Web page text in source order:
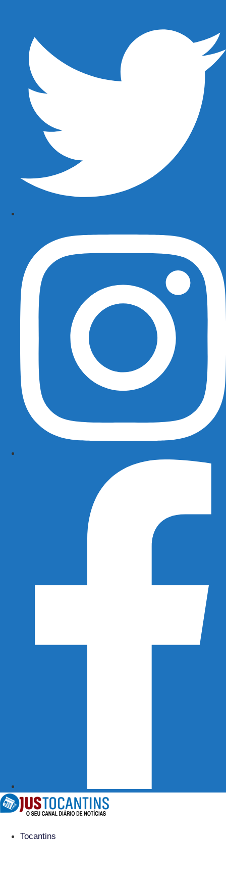
Tocantins